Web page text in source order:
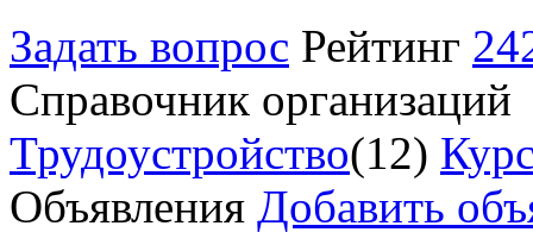
Задать вопрос Рейтинг
Справочник организаций
Трудоустройство(12)
Объявления Добавить